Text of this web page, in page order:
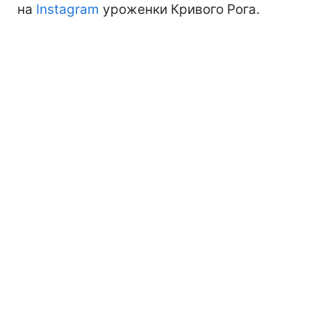
на Instagram уроженки Кривого Рога.